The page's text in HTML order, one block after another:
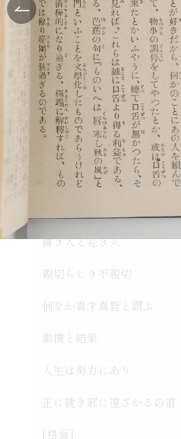
処世と信条 (12)
論語と算盤は甚だ遠くして
士魂商才
天は人を罰せず
人物の観察法
論語は万人共通の実用的教
人は平等なるべし
争ひの可否
大丈夫の試金石
蟹穴主義が肝要
得意時代と失意時代
[格言]
立志と学問 (11)
精神老衰の予防法
現在に働け
大正維新の覚悟
秀吉の長所と短所
大立志と小立志との調和
君子の争ひたれ
社会と学問との関係
勇猛心の養成法
一生涯に歩むべき道
[格言]
常識と習慣 (11)
常識とは如何なるものか
口は禍福の門なり
悪んで其の美を知れ
偉き人と完き人
親切らしき不親切
何をか真才真智と謂ふ
動機と結果
人生は努力にあり
正に就き邪に遠ざかるの道
[格言]